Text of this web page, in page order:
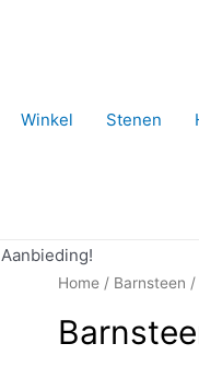
Winkel Stenen
Aanbieding!
Home / Barnsteen /